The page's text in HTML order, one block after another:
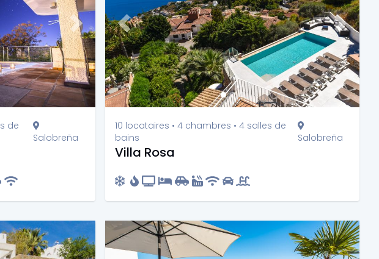
Next
de
Salobreña
Previous Next
10 locataires • 4 chambres • 4 salles de
bains
Salobreña
Villa Rosa